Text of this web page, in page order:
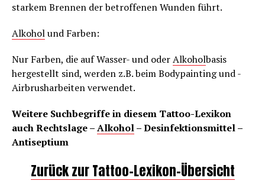
starkem Brennen der betroffenen Wunden führt.
Alkoholund Farben:
Nur Farben, die auf Wasser- und oderAlkoholbasis
hergestellt sind, werden z.B. beim Bodypainting und -
Airbrusharbeiten verwendet.
Weitere Suchbegriffe in diesem Tattoo-Lexikon
auch Rechtslage –Alkohol– Desinfektionsmittel –
Antiseptium
Zurück zur Tattoo-Lexikon-Übersicht